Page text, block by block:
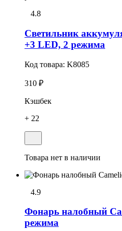
4.8
Светильник
+3 LED, 2 режима
Код товара: K8085
310 ₽
Кэшбек
+ 22
Товара нет в наличии
4.9
Фонарь налобный
режима